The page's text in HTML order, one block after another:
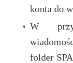
konta do
W
folder